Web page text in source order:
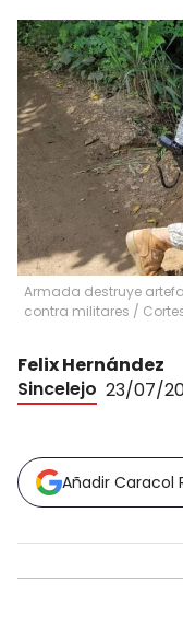
Armada destruye
contra militares /
Felix Hernández
Sincelejo 23/07/
Añadir Caracol